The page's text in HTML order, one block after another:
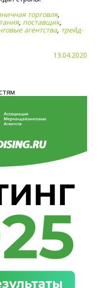
торговля,
, поставщик,
агентства, трейд-
13.04.2020